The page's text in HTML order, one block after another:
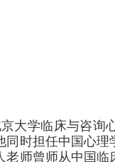
大学临床与咨询
时担任中国心
师曾师从中国